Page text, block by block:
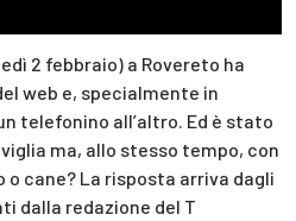
2 febbraio) a Rovereto ha
web e, specialmente in
telefonino all’altro. Ed è stato
ma, allo stesso tempo, con
o cane? La risposta arriva dagli
dalla redazione del T